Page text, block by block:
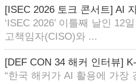
[ISEC 2026 토크 콘서트] AI
‘ISEC 2026’ 이틀째 날인 12
고책임자(CISO)와 ...
[DEF CON 34 해커 인터뷰]
“한국 해커가 AI 활용에 가장